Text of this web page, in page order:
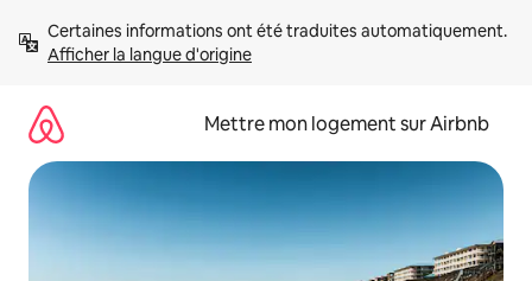
directement
Afficher la langue d'origine
Mettre mon logement sur Airbnb